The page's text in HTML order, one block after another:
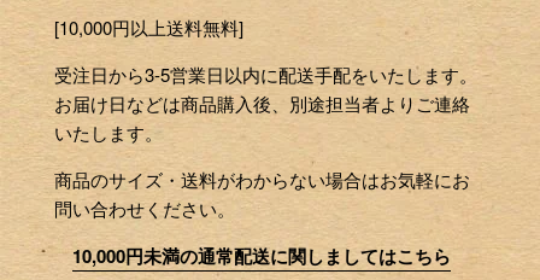
[10,000円以上送料無料]
受注日から3-5営業日以内に配送手配をいたします。
お届け日などは商品購入後、別途担当者よりご連絡
いたします。
商品のサイズ・送料がわからない場合はお気軽にお
問い合わせください。
10,000円未満の通常配送に関しましてはこちら